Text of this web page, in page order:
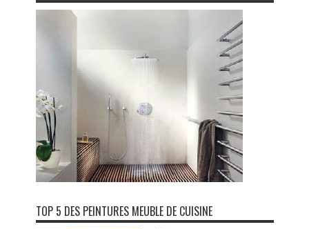
TOP 5 DES PEINTURES MEUBLE DE CUISINE